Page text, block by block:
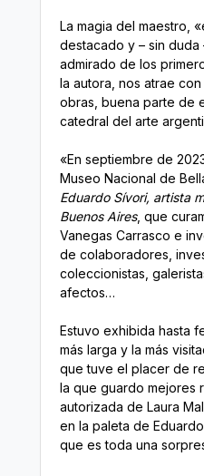
La magia del maestro, «
destacado y – sin duda
admirado de los
la autora, nos atrae
obras, buena parte de
catedral del arte
«En septiembre de
Museo Nacional de
Eduardo Sívori, artista
Buenos Aires, que
Vanegas Carrasco e
de colaboradores,
coleccionistas,
afectos…
Estuvo exhibida hasta
más larga y la más
que tuve el placer de
la que guardo mejores
autorizada de Laura
en la paleta de
que es toda una